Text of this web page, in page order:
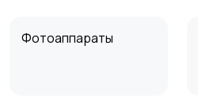
Фотоаппараты